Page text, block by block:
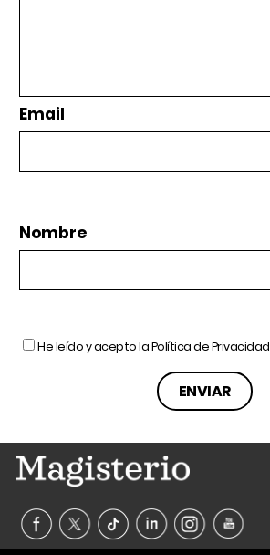
Email
Nombre
He leído y acepto laPolítica de Privacidad